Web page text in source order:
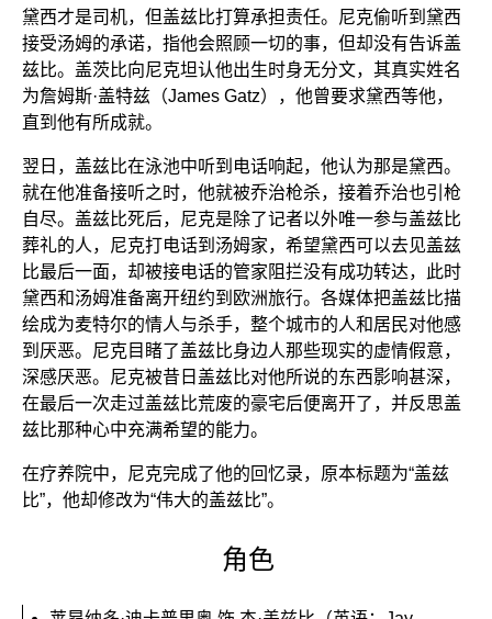
黛西才是司机，但盖兹比打算承担责任。尼克偷听到黛西
接受汤姆的承诺，指他会照顾一切的事，但却没有告诉盖
兹比。盖茨比向尼克坦认他出生时身无分文，其真实姓名
为詹姆斯·盖特兹（James Gatz），他曾要求黛西等他，
直到他有所成就。
翌日，盖兹比在泳池中听到电话响起，他认为那是黛西。
就在他准备接听之时，他就被乔治枪杀，接着乔治也引枪
自尽。盖兹比死后，尼克是除了记者以外唯一参与盖兹比
葬礼的人，尼克打电话到汤姆家，希望黛西可以去见盖兹
比最后一面，却被接电话的管家阻拦没有成功转达，此时
黛西和汤姆准备离开纽约到欧洲旅行。各媒体把盖兹比描
绘成为麦特尔的情人与杀手，整个城市的人和居民对他感
到厌恶。尼克目睹了盖兹比身边人那些现实的虚情假意，
深感厌恶。尼克被昔日盖兹比对他所说的东西影响甚深，
在最后一次走过盖兹比荒废的豪宅后便离开了，并反思盖
兹比那种心中充满希望的能力。
在疗养院中，尼克完成了他的回忆录，原本标题为“盖兹
比”，他却修改为“伟大的盖兹比”。
角色